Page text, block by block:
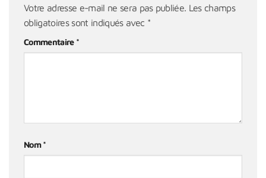
Votre adresse e-mail ne sera pas publiée. Les champs
obligatoires sont indiqués avec *
Commentaire *
Nom*